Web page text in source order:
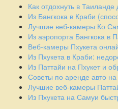
Как отдохнуть в
Из Бангкока в Краби
Лучшие веб-камеры Ко
Из аэропорта Бангкока в
Веб-камеры Пхукета
Из Пхукета в Краби:
Из Паттайи на Пхукет и
Советы по аренде авто на
Лучшие веб-камеры
Из Пхукета на Самуи